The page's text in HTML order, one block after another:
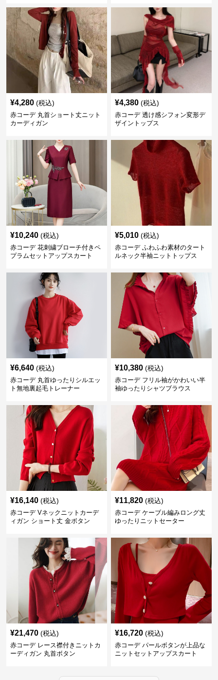
¥4,280 (税込)
赤コーデ 丸首ショート丈ニット
カーディガン
¥4,380 (税込)
赤コーデ 透け感シフォン変形デ
ザイントップス
¥10,240 (税込)
赤コーデ 花刺繍ブローチ付きペ
プラムセットアップスカート
¥5,010 (税込)
赤コーデ ふわふわ素材のタート
ルネック半袖ニットトップス
¥6,640 (税込)
赤コーデ 丸首ゆったりシルエッ
ト無地裏起毛トレーナー
¥10,380 (税込)
赤コーデ フリル袖がかわいい半
袖ゆったりシャツブラウス
¥16,140 (税込)
赤コーデ Vネックニットカーデ
ィガン ショート丈 金ボタン
¥11,820 (税込)
赤コーデ ケーブル編みロング丈
ゆったりニットセーター
¥21,470 (税込)
赤コーデ レース襟付きニットカ
ーディガン 丸首ボタン
¥16,720 (税込)
赤コーデ パールボタンが上品な
ニットセットアップスカート